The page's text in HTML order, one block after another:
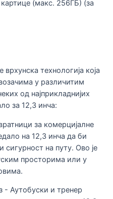
(макс. 256ГБ) (за
технологија која
у различитим
од најприкладнијих
за 12,3 инча:
за комерцијалне
на 12,3 инча да би
на путу. Ово је
просторима или у
- Аутобуски и тренер